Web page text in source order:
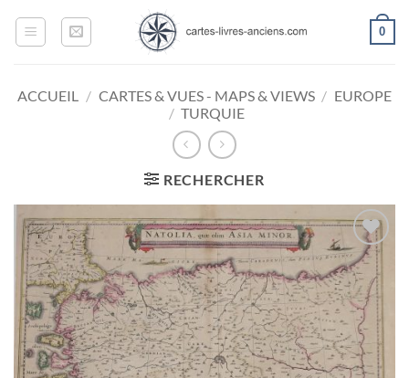
0
ACCUEIL / CARTES & VUES - MAPS & VIEWS / EUROPE
/ TURQUIE
RECHERCHER
Ajouter
à la
wishlist